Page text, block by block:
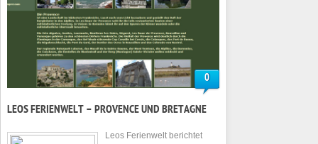
0
LEOS FERIENWELT – PROVENCE UND BRETAGNE
Leos Ferienwelt berichtet